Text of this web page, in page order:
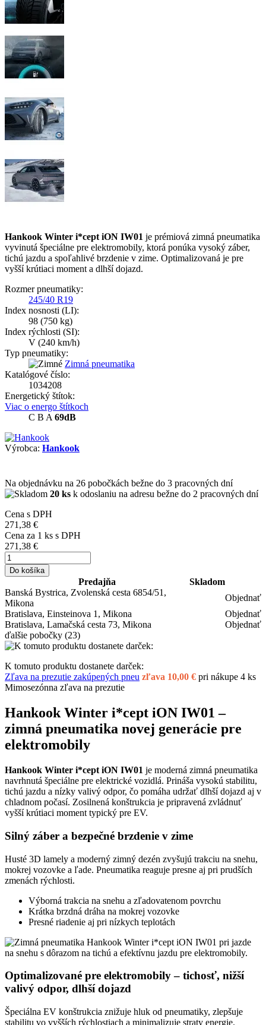
Hankook Winter i*cept iON IW01 je prémiová zimná pneumatika
vyvinutá špeciálne pre elektromobily, ktorá ponúka vysoký záber,
tichú jazdu a spoľahlivé brzdenie v zime. Optimalizovaná je pre
vyšší krútiaci moment a dlhší dojazd.
Rozmer pneumatiky:
245/40 R19
Index nosnosti (LI):
98 (750 kg)
Index rýchlosti (SI):
V (240 km/h)
Typ pneumatiky:
Zimná pneumatika
Katalógové číslo:
1034208
Energetický štítok:
Viac o energo štítkoch
C B A 69dB
Výrobca: Hankook
Na objednávku na 26 pobočkách bežne do 3 pracovných dní
20 ks k odoslaniu na adresu bežne do 2 pracovných dní
Cena s DPH
271,38 €
Cena za 1 ks s DPH
271,38 €
Do košíka
Predajňa
Skladom
Banská Bystrica, Zvolenská cesta 6854/51,
Mikona
Objednať
Bratislava, Einsteinova 1, Mikona
Objednať
Bratislava, Lamačská cesta 73, Mikona
Objednať
ďalšie pobočky (23)
K tomuto produktu dostanete darček:
Zľava na prezutie zakúpených pneu zľava 10,00 € pri nákupe 4 ks
Mimosezónna zľava na prezutie
Hankook Winter i*cept iON IW01 –
zimná pneumatika novej generácie pre
elektromobily
Hankook Winter i*cept iON IW01 je moderná zimná pneumatika
navrhnutá špeciálne pre elektrické vozidlá. Prináša vysokú stabilitu,
tichú jazdu a nízky valivý odpor, čo pomáha udržať dlhší dojazd aj v
chladnom počasí. Zosilnená konštrukcia je pripravená zvládnuť
vyšší krútiaci moment typický pre EV.
Silný záber a bezpečné brzdenie v zime
Husté 3D lamely a moderný zimný dezén zvyšujú trakciu na snehu,
mokrej vozovke a ľade. Pneumatika reaguje presne aj pri prudších
zmenách rýchlosti.
Výborná trakcia na snehu a zľadovatenom povrchu
Krátka brzdná dráha na mokrej vozovke
Presné riadenie aj pri nízkych teplotách
Optimalizované pre elektromobily – tichosť, nižší
valivý odpor, dlhší dojazd
Špeciálna EV konštrukcia znižuje hluk od pneumatiky, zlepšuje
stabilitu vo vyšších rýchlostiach a minimalizuje straty energie.